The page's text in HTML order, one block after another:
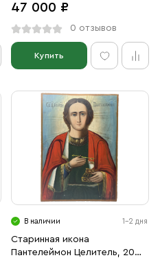
47 000 ₽
0 отзывов
Купить
В наличии 1-2 дня
Старинная икона
Пантелеймон Целитель, 20